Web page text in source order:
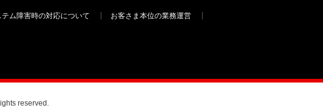
テム障害時の対応について
お客さま本位の業務運営
reserved.